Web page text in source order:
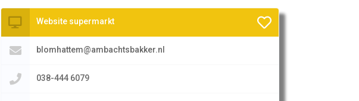
Website supermarkt
blomhattem@ambachtsbakker.nl
038-444 6079